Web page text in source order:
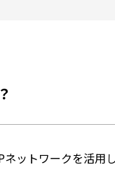
ットワークを活